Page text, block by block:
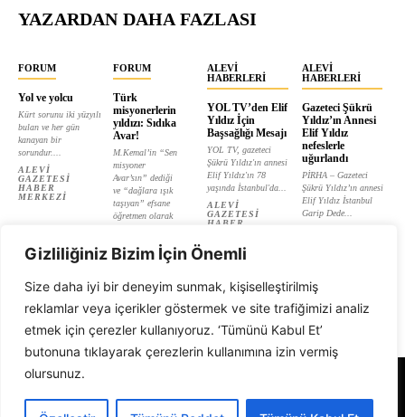
Gizliliğiniz Bizim İçin Önemli
Size daha iyi bir deneyim sunmak, kişiselleştirilmiş
reklamlar veya içerikler göstermek ve site trafiğimizi analiz
etmek için çerezler kullanıyoruz. ‘Tümünü Kabul Et’
butonuna tıklayarak çerezlerin kullanımına izin vermiş
olursunuz.
YAZARDAN DAHA FAZLASI
FORUM
Yol ve yolcu
Kürt sorunu iki yüzyılı
bulan ve her gün
kanayan bir
sorundur....
ALEVI
GAZETESI
HABER
MERKEZI
FORUM
Türk
misyonerlerin
yıldızı: Sıdıka
Avar!
M.Kemal’in “Sen
misyoner
Avar’sın” dediği
ve “dağlara ışık
taşıyan” efsane
öğretmen olarak
ALEVI
GAZETESI
ALEVI
HABERLERI
YOL TV’den Elif
Yıldız İçin
Başsağlığı Mesajı
YOL TV, gazeteci
Şükrü Yıldız'ın annesi
Elif Yıldız'ın 78
yaşında İstanbul'da...
ALEVI
GAZETESI
HABER
ALEVI
HABERLERI
Gazeteci Şükrü
Yıldız’ın Annesi
Elif Yıldız
nefeslerle
uğurlandı
PİRHA – Gazeteci
Şükrü Yıldız’ın annesi
Elif Yıldız İstanbul
Garip Dede...
Alevi Gazetesi